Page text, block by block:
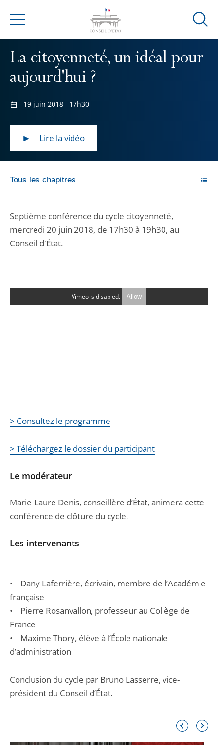
Menu
Ouvrir
de
La citoyenneté, un idéal pour
aujourd'hui ?
19 juin 2018 17h30
Lire la vidéo
Tous les chapitres
Septième conférence du cycle citoyenneté,
mercredi 20 juin 2018, de 17h30 à 19h30, au
Conseil d'État.
Vimeo is disabled. Allow
> Consultez le programme
> Téléchargez le dossier du participant
Le modérateur
Marie-Laure Denis, conseillère d’État, animera cette
conférence de clôture du cycle.
Les intervenants
• Dany Laferrière, écrivain, membre de l’Académie
française
• Pierre Rosanvallon, professeur au Collège de
France
• Maxime Thory, élève à l’École nationale
d’administration
Conclusion du cycle par Bruno Lasserre, vice-
président du Conseil d’État.
Élément
précédentsuivant